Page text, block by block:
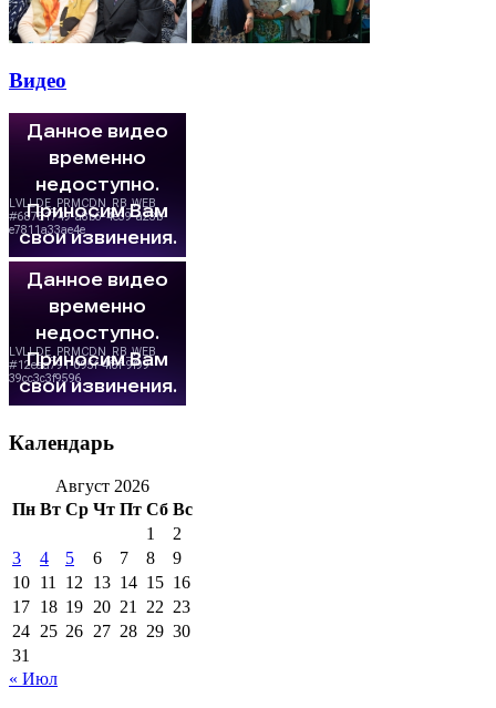
Видео
Календарь
Август 2026
Пн Вт Ср Чт Пт Сб Вс
1
2
3
4 5 6 7 8
9
10 11 12 13 14 15 16
17 18 19 20 21 22 23
24 25 26 27 28 29 30
31
« Июл